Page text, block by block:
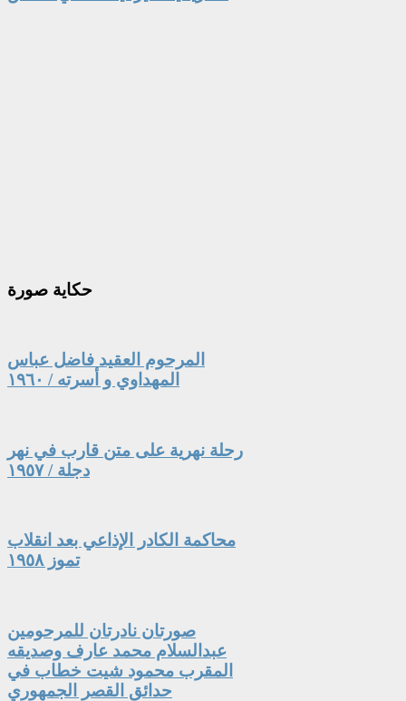
حكاية صورة
المرحوم العقيد فاضل عباس
المهداوي و أسرته / ١٩٦٠
رحلة نهرية على متن قارب في نهر
دجلة / ١٩٥٧
محاكمة الكادر الإذاعي بعد انقلاب
تموز ١٩٥٨
صورتان نادرتان للمرحومين
عبدالسلام محمد عارف وصديقه
المقرب محمود شيت خطاب في
حدائق القصر الجمهوري